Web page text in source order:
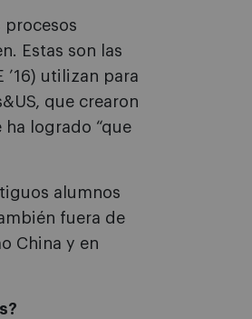
procesos
Estas son las
’16) utilizan para
que crearon
ha logrado “que
alumnos
fuera de
China y en